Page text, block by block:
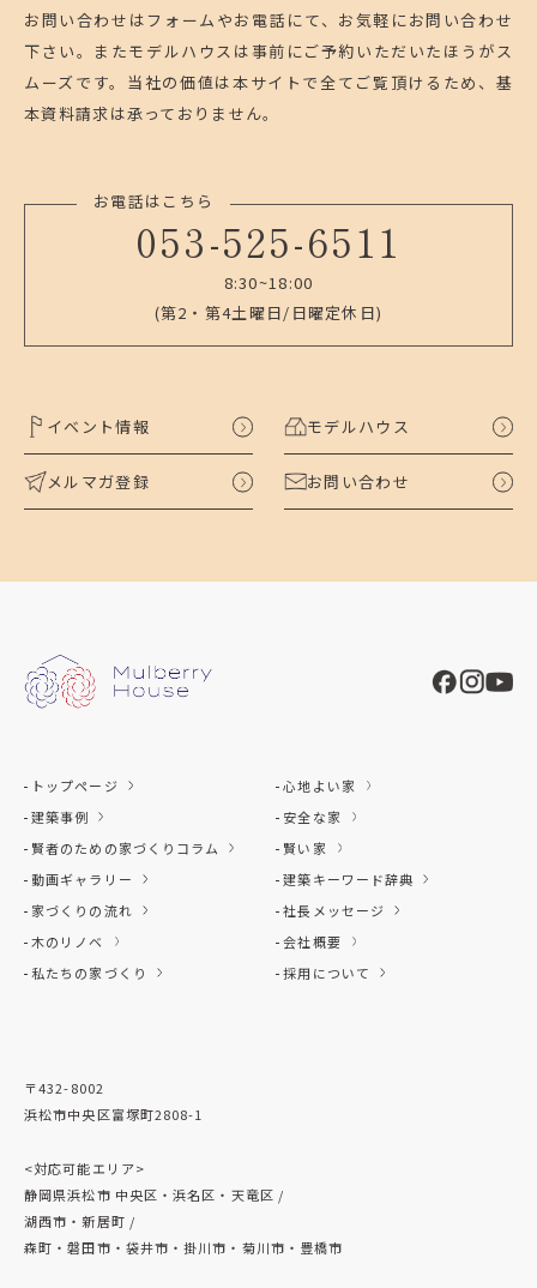
お問い合わせはフォームやお電話にて、お気軽にお問い合わせ
下さい。 またモデルハウスは事前にご予約いただいたほうがス
ムーズです。 当社の価値は本サイトで全てご覧頂けるため、基
本資料請求は承っておりません。
お電話はこちら
053-525-6511
8:30~18:00
(第2・第4土曜日/日曜定休日)
イベント情報 モデルハウス
メルマガ登録 お問い合わせ
トップページ
建築事例
賢者のための家づくりコラム
動画ギャラリー
家づくりの流れ
木のリノベ
私たちの家づくり
心地よい家
安全な家
賢い家
建築キーワード辞典
社長メッセージ
会社概要
採用について
〒432-8002
浜松市中央区富塚町2808-1
<対応可能エリア>
静岡県浜松市 中央区・浜名区・天竜区 /
湖西市・新居町 /
森町・磐田市・袋井市・掛川市・菊川市・豊橋市